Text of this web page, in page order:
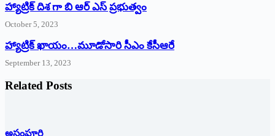
హ్యాట్రిక్ దిశ గా బి ఆర్ ఎస్ ప్రభుత్వం
October 5, 2023
హ్యాట్రిక్‌ ‌ఖాయం…మూడోసారి సీఎం కేసీఆరే
September 13, 2023
Related Posts
అసంపూర్తి